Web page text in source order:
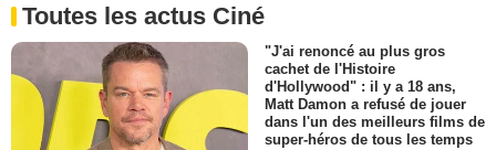
Toutes les actus Ciné
"J'ai renoncé au plus gros
cachet de l'Histoire
d'Hollywood" : il y a 18 ans,
Matt Damon a refusé de jouer
dans l'un des meilleurs films de
super-héros de tous les temps